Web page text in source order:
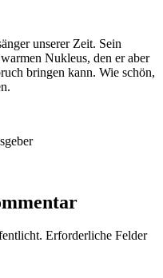
unserer Zeit. Sein
Nukleus, den er aber
bringen kann. Wie schön,
Erforderliche Felder